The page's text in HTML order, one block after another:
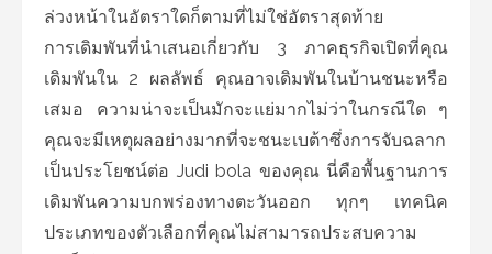
ล่วงหน้าในอัตราใดก็ตามที่ไม่ใช่อัตราสุดท้าย
การเดิมพันที่นำเสนอเกี่ยวกับ 3 ภาคธุรกิจเปิดที่คุณ
เดิมพันใน 2 ผลลัพธ์ คุณอาจเดิมพันในบ้านชนะหรือ
เสมอ ความน่าจะเป็นมักจะแย่มากไม่ว่าในกรณีใด ๆ
คุณจะมีเหตุผลอย่างมากที่จะชนะเบต้าซึ่งการจับฉลาก
เป็นประโยชน์ต่อ Judi bola ของคุณ นี่คือพื้นฐานการ
เดิมพันความบกพร่องทางตะวันออก ทุกๆ เทคนิค
ประเภทของตัวเลือกที่คุณไม่สามารถประสบความ